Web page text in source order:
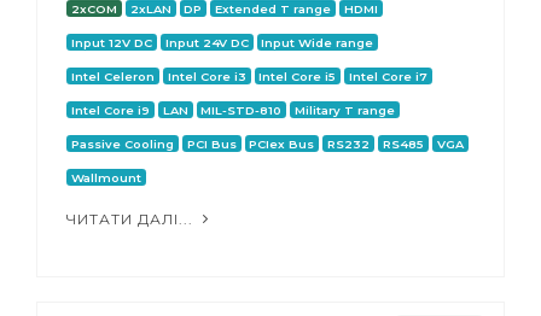
2xCOM 2xLAN DP Extended T range HDMI
Input 12V DC Input 24V DC Input Wide range
Intel Celeron Intel Core i3 Intel Core i5 Intel Core i7
Intel Core i9 LAN MIL-STD-810 Military T range
Passive Cooling PCI Bus PCIex Bus RS232 RS485 VGA
Wallmount
ЧИТАТИ ДАЛІ...